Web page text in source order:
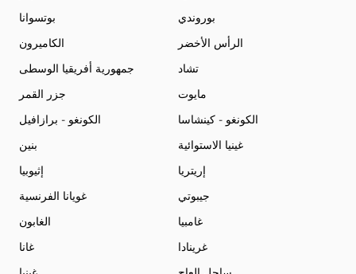
بوتسوانا
بوروندي
الكاميرون
الرأس الأخضر
جمهورية أفريقيا الوسطى
تشاد
جزر القمر
مايوت
الكونغو - برازافيل
الكونغو - كينشاسا
بنين
غينيا الاستوائية
إثيوبيا
إريتريا
غويانا الفرنسية
جيبوتي
الغابون
غامبيا
غانا
غرينادا